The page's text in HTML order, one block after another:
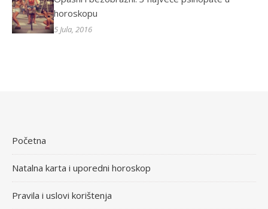
horoskopu
5 Jula, 2016
Početna
Natalna karta i uporedni horoskop
Pravila i uslovi korištenja